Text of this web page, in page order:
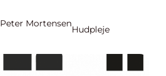
Peter Mortensen
Hudpleje